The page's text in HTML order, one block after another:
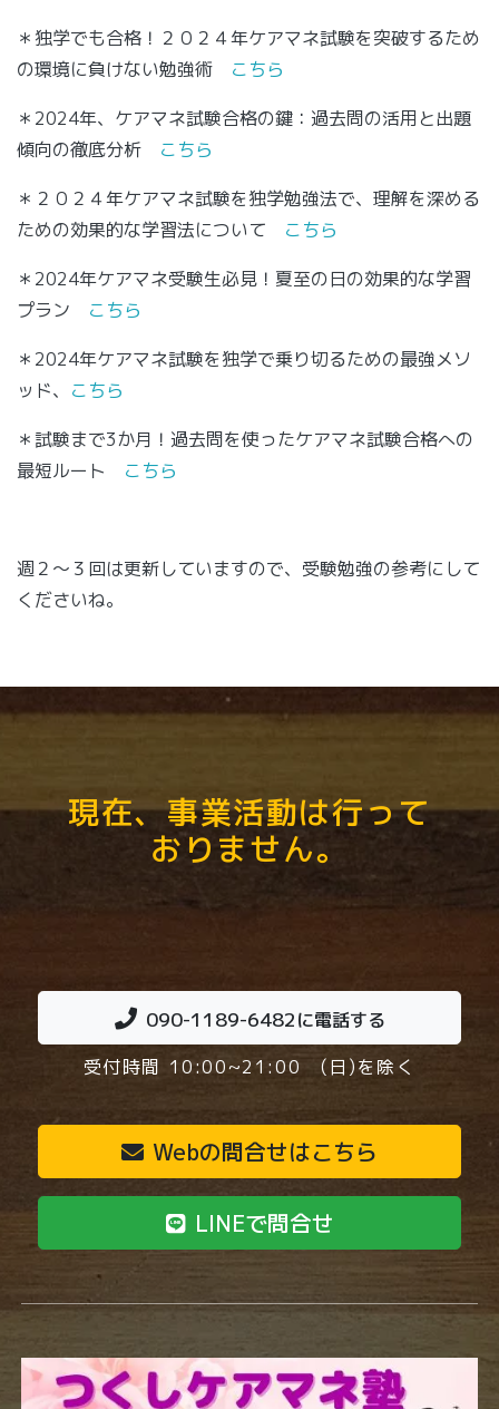
＊独学でも合格！２０２４年ケアマネ試験を突破するため
の環境に負けない勉強術 こちら
＊2024年、ケアマネ試験合格の鍵：過去問の活用と出題
傾向の徹底分析 こちら
＊２０２４年ケアマネ試験を独学勉強法で、理解を深める
ための効果的な学習法について こちら
＊2024年ケアマネ受験生必見！夏至の日の効果的な学習
プラン こちら
＊2024年ケアマネ試験を独学で乗り切るための最強メソ
ッド、 こちら
＊試験まで3か月！過去問を使ったケアマネ試験合格への
最短ルート こちら
週２～３回は更新していますので、受験勉強の参考にして
くださいね。
現在、事業活動は行って
おりません。
090-1189-6482に電話する
受付時間 10:00~21:00 (日)を除く
Webの問合せはこちら
LINEで問合せ